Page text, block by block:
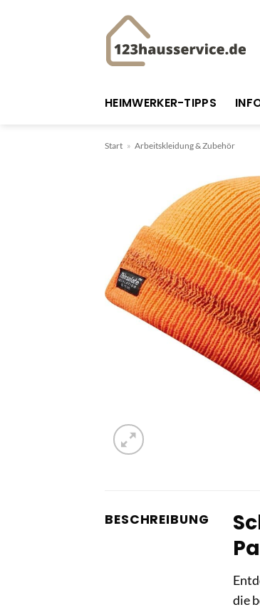
HEIMWERKER-TIPPS
Start » Arbeitskleidung & Zubehör
BESCHREIBUNG
die